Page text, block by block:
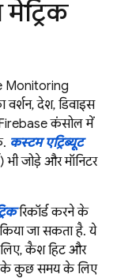
Monitoring
देश, डिवाइस
कंसोल में
कस्टम एट्रिब्यूट
भी जोड़े और मॉनिटर
रिकॉर्ड करने के
जा सकता है. ये
कैश हिट और
के कुछ समय के लिए